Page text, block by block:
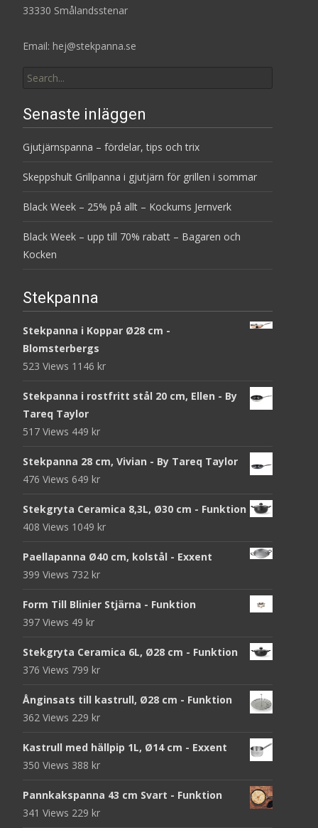
33330 Smålandsstenar
Email: hej@stekpanna.se
for:
Senaste inläggen
Gjutjärnspanna – fördelar, tips och trix
Skeppshult Grillpanna i gjutjärn för grillen i sommar
Black Week – 25% på allt – Kockums Jernverk
Black Week – upp till 70% rabatt – Bagaren och
Kocken
Stekpanna
Stekpanna i Koppar Ø28 cm -
Blomsterbergs
523 Views 1146 kr
Stekpanna i rostfritt stål 20 cm, Ellen - By
Tareq Taylor
517 Views 449 kr
Stekpanna 28 cm, Vivian - By Tareq Taylor
476 Views 649 kr
Stekgryta Ceramica 8,3L, Ø30 cm - Funktion
408 Views 1049 kr
Paellapanna Ø40 cm, kolstål - Exxent
399 Views 732 kr
Form Till Blinier Stjärna - Funktion
397 Views 49 kr
Stekgryta Ceramica 6L, Ø28 cm - Funktion
376 Views 799 kr
Ånginsats till kastrull, Ø28 cm - Funktion
362 Views 229 kr
Kastrull med hällpip 1L, Ø14 cm - Exxent
350 Views 388 kr
Pannkakspanna 43 cm Svart - Funktion
341 Views 229 kr